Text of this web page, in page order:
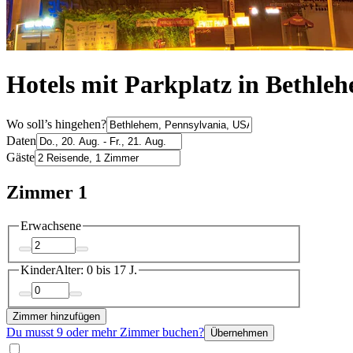
Hotels mit Parkplatz in
Wo soll’s hingehen?
Daten
Gäste
Zimmer 1
Erwachsene
KinderAlter: 0 bis 17 J.
Zimmer hinzufügen
Du musst 9 oder mehr Zimmer buchen? Übernehmen